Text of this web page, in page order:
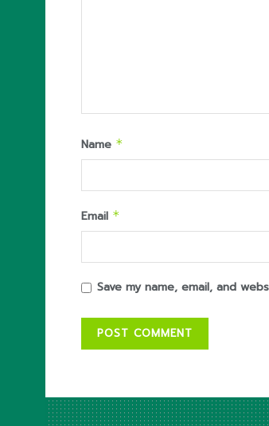
Name *
Email *
Save my name, email, and